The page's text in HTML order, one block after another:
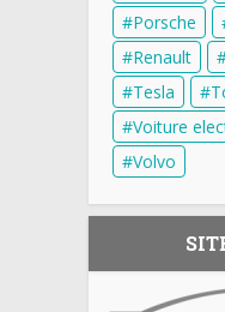
Porsche
Renault
Tesla
Voiture
Volvo